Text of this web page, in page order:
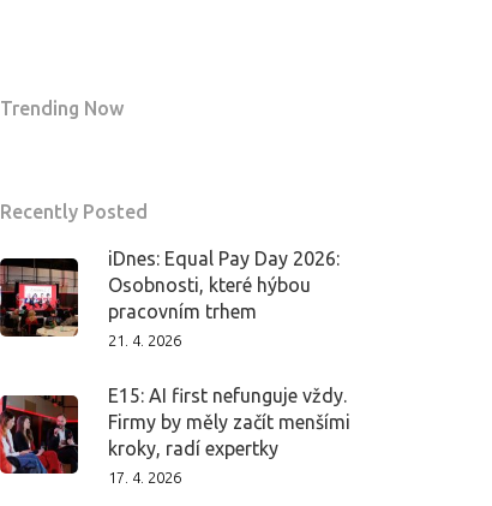
Trending Now
Recently Posted
iDnes: Equal Pay Day 2026:
Osobnosti, které hýbou
pracovním trhem
21. 4. 2026
E15: AI first nefunguje vždy.
Firmy by měly začít menšími
kroky, radí expertky
17. 4. 2026